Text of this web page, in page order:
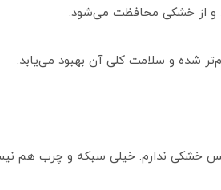
و از خشکی محافظت می‌شود.
شده و سلامت کلی آن بهبود می‌یابد.
حس خشکی ندارم. خیلی سبکه و چرب هم